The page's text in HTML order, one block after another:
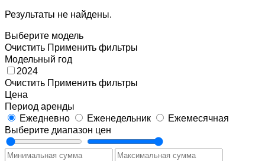
Результаты не найдены.
Выберите модель
Очистить Применить фильтры
Модельный год
2024
Очистить Применить фильтры
Цена
Период аренды
Ежедневно
Еженедельник
Ежемесячная
Выберите диапазон цен